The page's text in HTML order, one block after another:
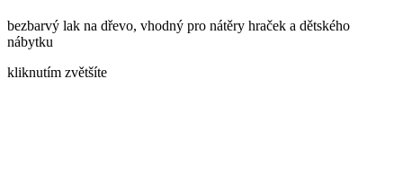
bezbarvý lak na dřevo, vhodný pro nátěry hraček a dětského
nábytku
kliknutím zvětšíte